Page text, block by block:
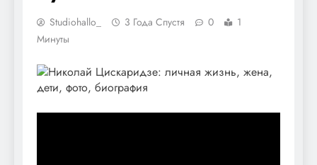
Studiohallo_ 3 Года Спустя 0
1
Минуты